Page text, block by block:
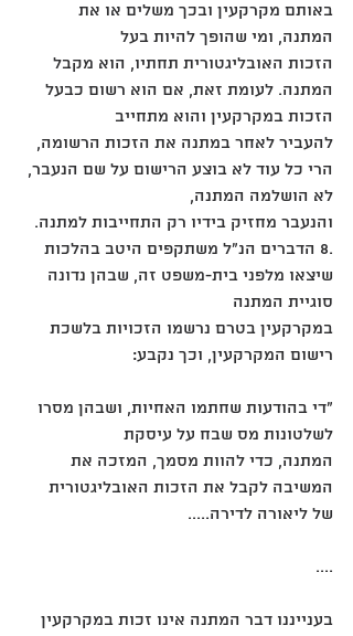
באותם מקרקעין ובכך משלים או את
המתנה, ומי שהופך להיות בעל
הזכות האובליגטורית תחתיו, הוא מקבל
המתנה. לעומת זאת, אם הוא רשום כבעל
הזכות במקרקעין והוא מתחייב
להעביר לאחר במתנה את הזכות הרשומה,
הרי כל עוד לא בוצע הרישום על שם הנעבר,
לא הושלמה המתנה,
והנעבר מחזיק בידיו רק התחייבות למתנה.
.8 הדברים הנ"ל משתקפים היטב בהלכות
שיצאו מלפני בית-משפט זה, שבהן נדונה
סוגיית המתנה
במקרקעין בטרם נרשמו הזכויות בלשכת
רישום המקרקעין, וכך נקבע:
"די בהודעות שחתמו האחיות, ושבהן מסרו
לשלטונות מס שבח על עיסקת
המתנה, כדי להוות מסמך, המזכה את
המשיבה לקבל את הזכות האובליגטורית
של ליאורה לדירה.....
....
בענייננו דבר המתנה אינו זכות במקרקעין